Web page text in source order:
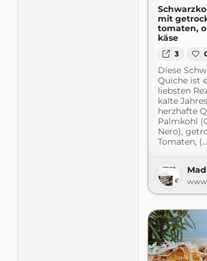
mit
tomaten,
käse
3
Diese
Quiche ist
liebsten
kalte
herzhafte
Palmkohl
Nero),
Tomaten,